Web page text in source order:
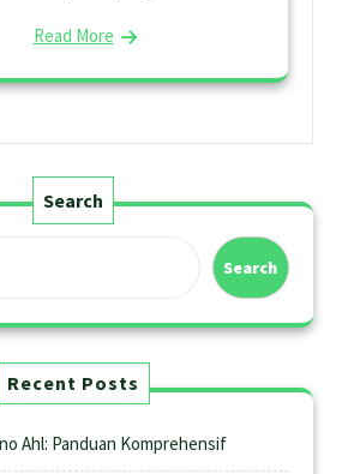
Read More
Search
Search
Recent Posts
Ahl: Panduan Komprehensif